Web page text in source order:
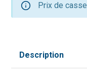
Prix de
Description